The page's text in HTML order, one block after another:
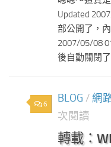
Updated
部公開了，
2007/05/08
後自動關閉
6 BLOG / 網
次閱讀
轉載：